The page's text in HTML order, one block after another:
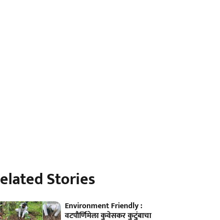
Stories
Environment Friendly :
वटपौर्णिमेला कुवेसकर कुटुंबाचा